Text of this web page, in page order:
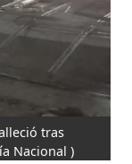
tras
Nacional )